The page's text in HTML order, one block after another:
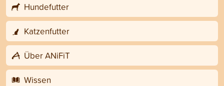
Hundefutter
Katzenfutter
Über ANiFiT
Wissen